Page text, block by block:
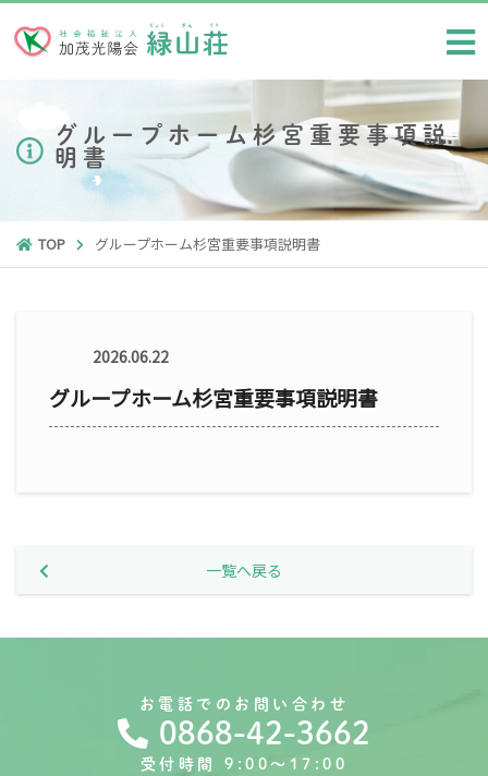
グループホーム杉宮重要事項説
明書
TOP グループホーム杉宮重要事項説明書
2026.06.22
グループホーム杉宮重要事項説明書
一覧へ戻る
お電話でのお問い合わせ
0868-42-3662
受付時間 9:00〜17:00